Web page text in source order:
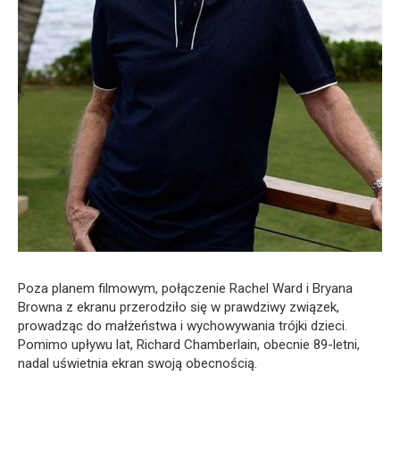
Poza planem filmowym, połączenie Rachel Ward i Bryana
Browna z ekranu przerodziło się w prawdziwy związek,
prowadząc do małżeństwa i wychowywania trójki dzieci.
Pomimo upływu lat, Richard Chamberlain, obecnie 89-letni,
nadal uświetnia ekran swoją obecnością.